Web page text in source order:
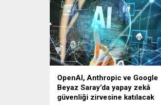
OpenAI, Anthropic ve Google
Beyaz Saray’da yapay zekâ
güvenliği zirvesine katılacak